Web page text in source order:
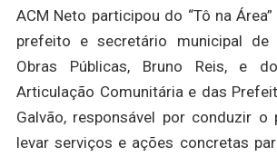
ACM Neto participou do “Tô na
prefeito e secretário municipal de
Obras Públicas, Bruno Reis, e
Articulação Comunitária e das
Galvão, responsável por conduzir o
levar serviços e ações concretas